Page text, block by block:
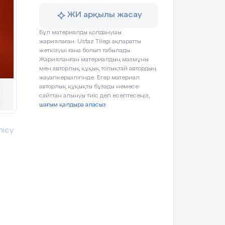
ЖИ арқылы жасау
Бұл материалды қолданушы
жариялаған. Ustaz Tilegi ақпаратты
жеткізуші ғана болып табылады.
Жарияланған материалдың мазмұны
мен авторлық құқық толықтай автордың
жауапкершілігінде. Егер материал
авторлық құқықты бұзады немесе
сайттан алынуы тиіс деп есептесеңіз,
шағым қалдыра аласыз